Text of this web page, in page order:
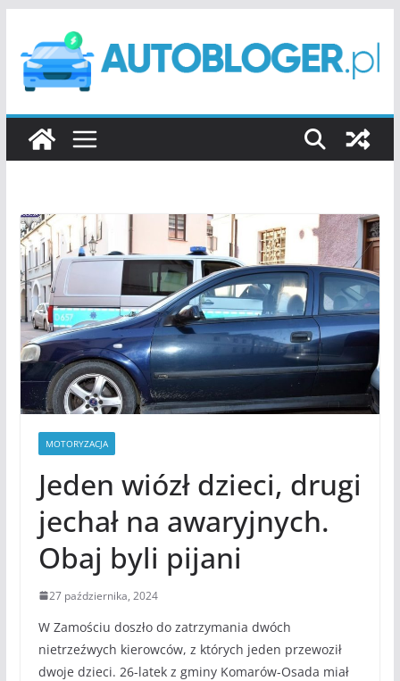
treści
MOTORYZACJA
Jeden wiózł dzieci, drugi
jechał na awaryjnych.
Obaj byli pijani
27 października, 2024
W Zamościu doszło do zatrzymania dwóch
nietrzeźwych kierowców, z których jeden przewoził
dwoje dzieci. 26-latek z gminy Komarów-Osada miał